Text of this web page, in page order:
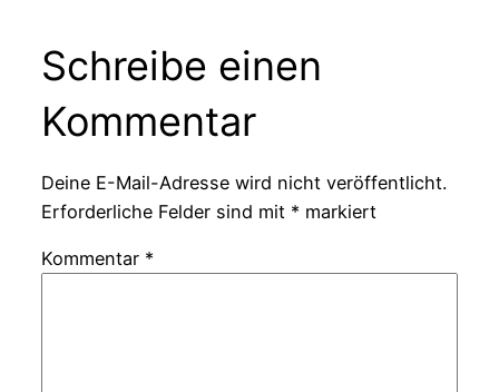
Schreibe einen
Kommentar
Deine E-Mail-Adresse wird nicht veröffentlicht.
Erforderliche Felder sind mit * markiert
Kommentar *